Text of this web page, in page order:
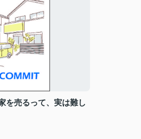
を売るって、実は難し